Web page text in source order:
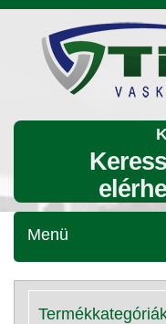
Menü